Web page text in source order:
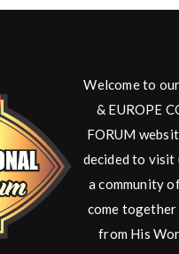
Welcome to
& EUROPE
FORUM
decided to visit
a community
come
from His